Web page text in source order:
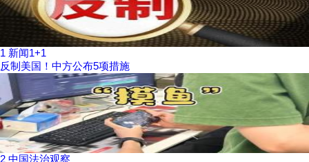
1 新闻1+1
反制美国！中方公布5项措施
2 中国法治观察